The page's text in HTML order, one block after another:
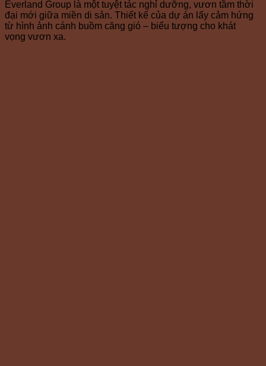
Everland Group là một tuyệt tác nghỉ dưỡng, vươn tầm thời
đại mới giữa miền di sản. Thiết kế của dự án lấy cảm hứng
từ hình ảnh cánh buồm căng gió – biểu tượng cho khát
vọng vươn xa.